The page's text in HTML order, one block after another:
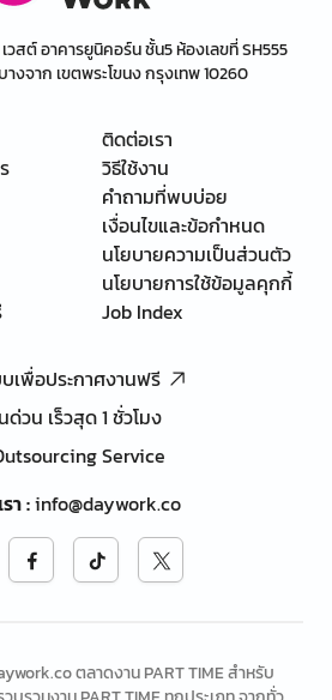
เวสต์ อาคารยูนิคอร์น ชั้น5 ห้องเลขที่ SH555
งจาก เขตพระโขนง กรุงเทพ 10260
ติดต่อเรา
วิธีใช้งาน
คำถามที่พบบ่อย
เงื่อนไขและข้อกำหนด
นโยบายความเป็นส่วนตัว
นโยบายการใช้ข้อมูลคุกกี้
Job Index
บเพื่อประกาศงานฟรี
ด่วน เร็วสุด 1 ชั่วโมง
Service
า:info@daywork.co
ตลาดงาน PART TIME สำหรับ